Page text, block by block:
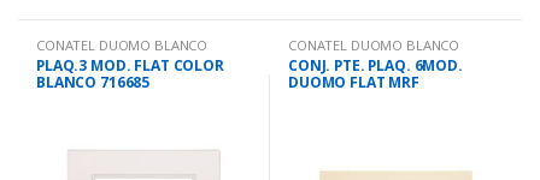
CONATEL DUOMO BLANCO
PLAQ.3 MOD. FLAT COLOR
BLANCO 716685
CONATEL DUOMO BLANCO
CONJ. PTE. PLAQ. 6MOD.
DUOMO FLAT MRF